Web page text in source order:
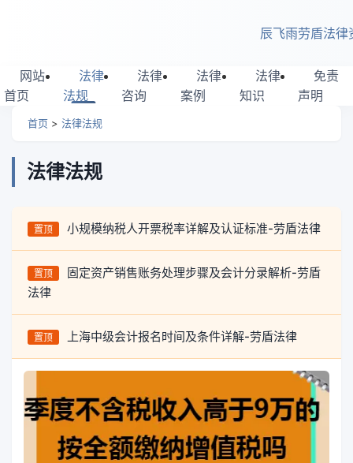
辰飞雨劳盾法律
网站
首页
法律
法规
法律
咨询
法律
案例
法律
知识
免责
声明
首页 > 法律法规
法律法规
置顶 小规模纳税人开票税率详解及认证标准-劳盾法律
置顶
固定资产销售账务处理步骤及会计分录解析-劳盾
法律
置顶 上海中级会计报名时间及条件详解-劳盾法律